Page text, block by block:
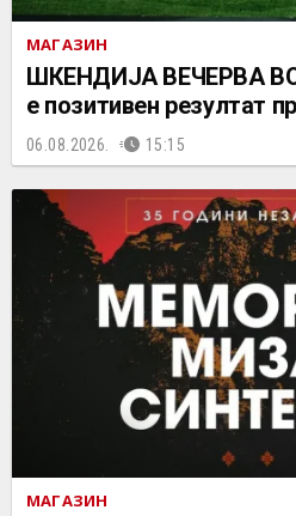
МАГАЗИН
ШКЕНДИЈА ВЕЧЕРВА
е позитивен резултат
06.08.2026. 15:15
МАГАЗИН